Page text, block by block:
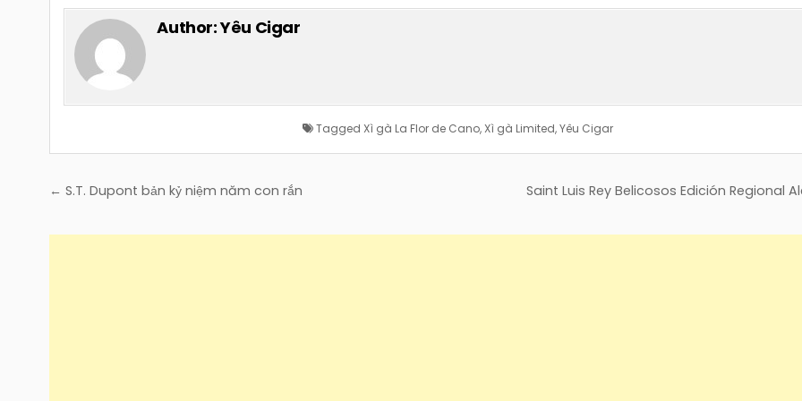
Author:Yêu Cigar
TaggedXì gà La Flor de Cano,Xì gà Limited,Yêu Cigar
Điều
bài
Saint Luis Rey Belicosos Edición Regional
← S.T. Dupont bản kỷ niệm năm con rắn